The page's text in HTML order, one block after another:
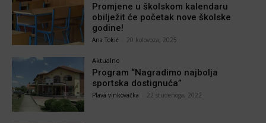
Promjene u školskom kalendaru
obilježit će početak nove školske
godine!
Ana Tokić 20 kolovoza, 2025
Aktualno
Program “Nagradimo najbolja
sportska dostignuća”
Plava vinkovačka 22 studenoga, 2022